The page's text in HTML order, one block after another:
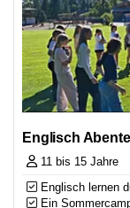
Englisch
11 bis 15 Jahre
Englisch lernen
Ein